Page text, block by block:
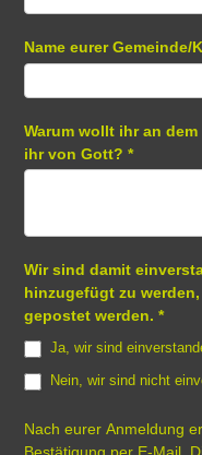
Name eurer Gemeinde/
Warum wollt ihr an
ihr von Gott? *
Wir sind damit
hinzugefügt zu
gepostet werden. *
Ja, wir sind
Nein, wir sind nicht
Nach eurer Anmeldung